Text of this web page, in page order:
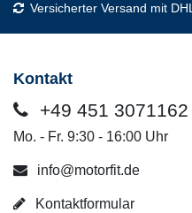
Versicherter Versand mit DHL
Kontakt
+49 451 3071162
Mo. - Fr. 9:30 - 16:00 Uhr
info@motorfit.de
Kontaktformular